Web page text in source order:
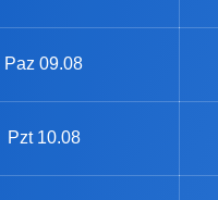
Paz 09.08
Pzt 10.08